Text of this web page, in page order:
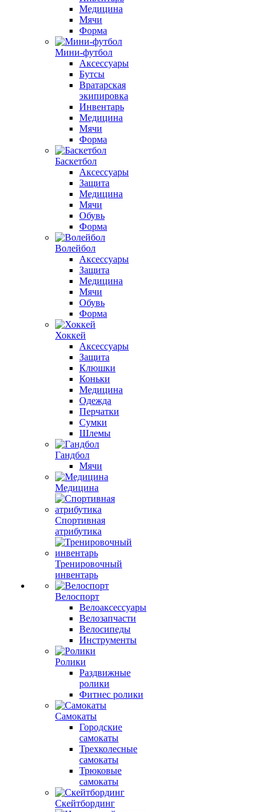
Медицина
Мячи
Форма
Мини-футбол
Аксессуары
Бутсы
Вратарская
экипировка
Инвентарь
Медицина
Мячи
Форма
Баскетбол
Аксессуары
Защита
Медицина
Мячи
Обувь
Форма
Волейбол
Аксессуары
Защита
Медицина
Мячи
Обувь
Форма
Хоккей
Аксессуары
Защита
Клюшки
Коньки
Медицина
Одежда
Перчатки
Сумки
Шлемы
Гандбол
Мячи
Медицина
Спортивная
атрибутика
Тренировочный
инвентарь
Велоспорт
Велоаксессуары
Велозапчасти
Велосипеды
Инструменты
Ролики
Раздвижные
ролики
Фитнес ролики
Самокаты
Городские
самокаты
Трехколесные
самокаты
Трюковые
самокаты
Скейтбординг